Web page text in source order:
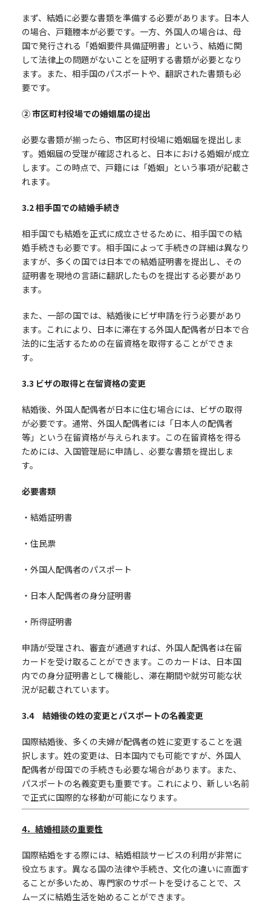
まず、結婚に必要な書類を準備する必要があります。日本人
の場合、戸籍謄本が必要です。一方、外国人の場合は、母
国で発行される「婚姻要件具備証明書」という、結婚に関
して法律上の問題がないことを証明する書類が必要となり
ます。また、相手国のパスポートや、翻訳された書類も必
要です。
② 市区町村役場での婚姻届の提出
必要な書類が揃ったら、市区町村役場に婚姻届を提出しま
す。婚姻届の受理が確認されると、日本における婚姻が成立
します。この時点で、戸籍には「婚姻」という事項が記載さ
れます。
3.2相手国での結婚手続き
相手国でも結婚を正式に成立させるために、相手国での結
婚手続きも必要です。相手国によって手続きの詳細は異なり
ますが、多くの国では日本での結婚証明書を提出し、その
証明書を現地の言語に翻訳したものを提出する必要があり
ます。
また、一部の国では、結婚後にビザ申請を行う必要があり
ます。これにより、日本に滞在する外国人配偶者が日本で合
法的に生活するための在留資格を取得することができま
す。
3.3 ビザの取得と在留資格の変更
結婚後、外国人配偶者が日本に住む場合には、ビザの取得
が必要です。通常、外国人配偶者には「日本人の配偶者
等」という在留資格が与えられます。この在留資格を得る
ためには、入国管理局に申請し、必要な書類を提出しま
す。
必要書類
・結婚証明書
・住民票
・外国人配偶者のパスポート
・日本人配偶者の身分証明書
・所得証明書
申請が受理され、審査が通過すれば、外国人配偶者は在留
カードを受け取ることができます。このカードは、日本国
内での身分証明書として機能し、滞在期間や就労可能な状
況が記載されています。
3.4結婚後の姓の変更とパスポートの名義変更
国際結婚後、多くの夫婦が配偶者の姓に変更することを選
択します。姓の変更は、日本国内でも可能ですが、外国人
配偶者が母国での手続きも必要な場合があります。また、
パスポートの名義変更も重要です。これにより、新しい名前
で正式に国際的な移動が可能になります。
4．結婚相談の重要性
国際結婚をする際には、結婚相談サービスの利用が非常に
役立ちます。異なる国の法律や手続き、文化の違いに直面す
ることが多いため、専門家のサポートを受けることで、ス
ムーズに結婚生活を始めることができます。